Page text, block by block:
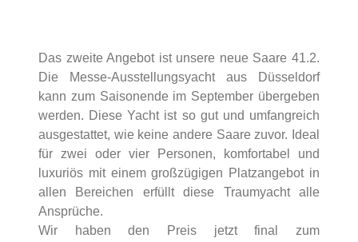
Das zweite Angebot ist unsere neue Saare 41.2.
Die Messe-Ausstellungsyacht aus Düsseldorf
kann zum Saisonende im September übergeben
werden. Diese Yacht ist so gut und umfangreich
ausgestattet, wie keine andere Saare zuvor. Ideal
für zwei oder vier Personen, komfortabel und
luxuriös mit einem großzügigen Platzangebot in
allen Bereichen erfüllt diese Traumyacht alle
Ansprüche.
Wir haben den Preis jetzt final zum